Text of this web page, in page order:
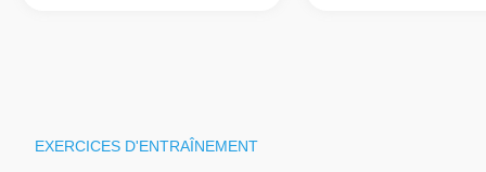
EXERCICES D'ENTRAÎNEMENT